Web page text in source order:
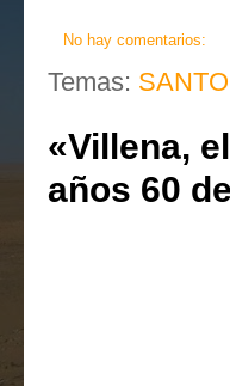
No hay comentarios:
Temas:
«Villena,
años 60